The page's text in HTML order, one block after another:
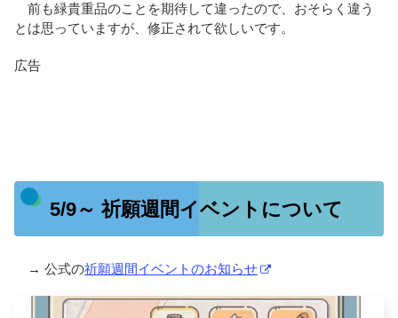
前も緑貴重品のことを期待して違ったので、おそらく違う
とは思っていますが、修正されて欲しいです。
広告
5/9～ 祈願週間イベントについて
→ 公式の祈願週間イベントのお知らせ